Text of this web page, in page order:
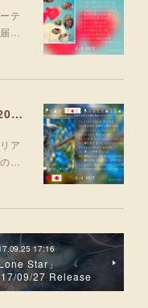
テ
…
アルバム「Pray For Australia」2020/03/06 デジタルリリース！
ア
…
17:16
Lone Star」
09/27 Release